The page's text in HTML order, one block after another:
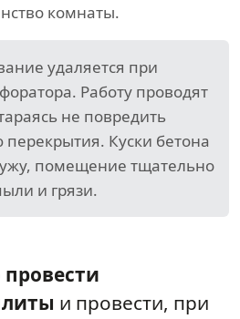
комнаты.
удаляется при
Работу проводят
не повредить
перекрытия. Куски бетона
помещение тщательно
и грязи.
и провести, при